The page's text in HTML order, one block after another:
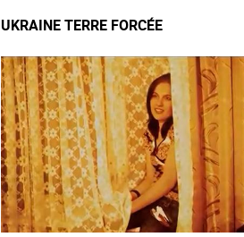
UKRAINE TERRE FORCÉE